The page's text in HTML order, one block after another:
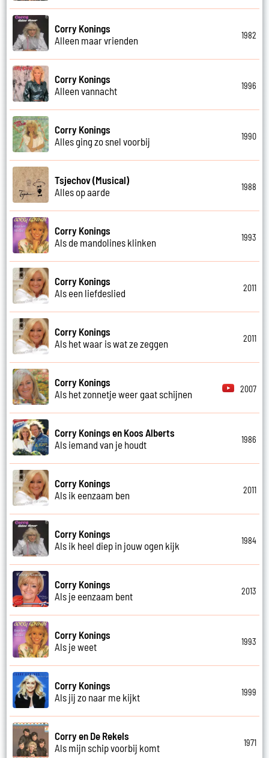
Corry Konings
Alleen maar vrienden
1982
Corry Konings
Alleen vannacht
1996
Corry Konings
Alles ging zo snel voorbij
1990
Tsjechov (Musical)
Alles op aarde
1988
Corry Konings
Als de mandolines klinken
1993
Corry Konings
Als een liefdeslied
2011
Corry Konings
Als het waar is wat ze zeggen
2011
Corry Konings
Als het zonnetje weer gaat schijnen
2007
Corry Konings en Koos Alberts
Als iemand van je houdt
1986
Corry Konings
Als ik eenzaam ben
2011
Corry Konings
Als ik heel diep in jouw ogen kijk
1984
Corry Konings
Als je eenzaam bent
2013
Corry Konings
Als je weet
1993
Corry Konings
Als jij zo naar me kijkt
1999
Corry en De Rekels
Als mijn schip voorbij komt
1971